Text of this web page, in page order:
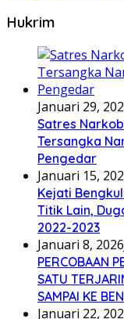
Hukrim
Januari 29,
Satres
Tersangka
Pengedar
Januari 15,
Kejati
Titik Lain,
2022-2023
Januari 8, 2026
PERCOBAAN
SATU
SAMPAI KE
Januari 22,